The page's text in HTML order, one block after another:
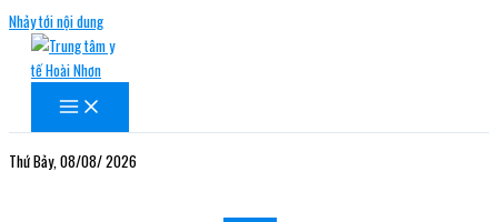
Nhảy tới nội dung
Thứ Bảy, 08/08/ 2026